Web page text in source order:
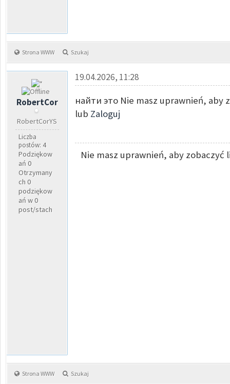
Strona WWW Szukaj
RobertCor
RobertCorYS
Liczba
postów: 4
Podziękow
ań 0
Otrzymany
ch 0
podziękow
ań w 0
post/stach
19.04.2026, 11:28
найти это Nie masz uprawnień, aby
lub Zaloguj
Nie masz uprawnień, aby zobaczyć
Strona WWW Szukaj